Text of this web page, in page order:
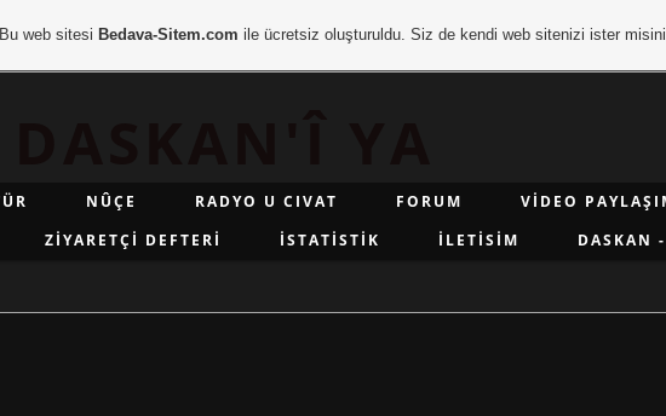
NÛÇE RADYO U CIVAT FORUM VİDEO
ZİYARETÇİ DEFTERİ İSTATİSTİK İLETİSİM DASKAN
Bu web sitesi Bedava-Sitem.com ile ücretsiz oluşturuldu. Siz de kendi web sitenizi ister